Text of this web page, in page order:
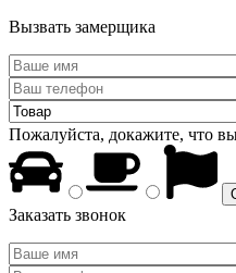
Вызвать замерщика
Пожалуйста, докажите, что
Заказать звонок